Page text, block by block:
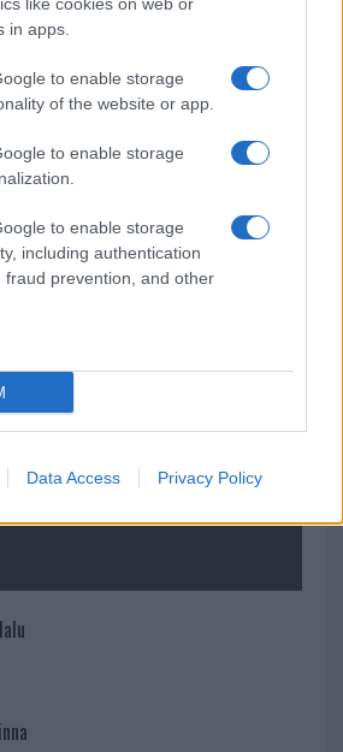
in apps.
to enable storage
of the website or app.
to enable storage
to enable storage
including authentication
fraud prevention, and other
Data Access Privacy Policy
impeccabile: come scegliere la
ideale per la casa e l’ufficio
la fine di un lungo dolore: storia e
della strada che segnò la Gallura
campagne di Berchidda, rischio per